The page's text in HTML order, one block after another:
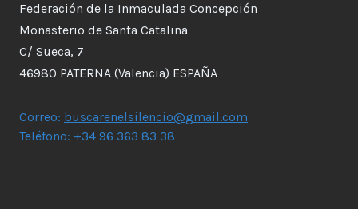
Federación de la Inmaculada Concepción
Monasterio de Santa Catalina
C/ Sueca, 7
46980 PATERNA (Valencia) ESPAÑA
Correo: buscarenelsilencio@gmail.com
Teléfono: +34 96 363 83 38